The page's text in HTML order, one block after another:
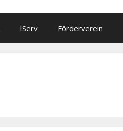
IServ Förderverein